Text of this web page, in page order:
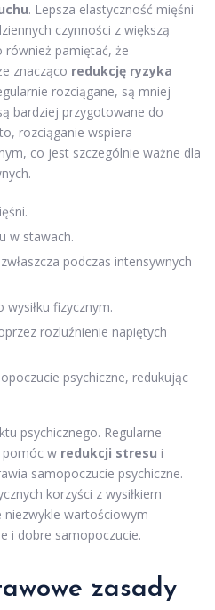
. Lepsza elastyczność mięśni
czynności z większą
również pamiętać, że
znacząco redukcję ryzyka
rozciągane, są mniej
bardziej przygotowane do
rozciąganie wspiera
co jest szczególnie ważne dla
w stawach.
podczas intensywnych
fizycznym.
rozluźnienie napiętych
psychiczne, redukując
psychicznego. Regularne
pomóc w redukcji stresu i
samopoczucie psychiczne.
korzyści z wysiłkiem
niezwykle wartościowym
i dobre samopoczucie.
zasady